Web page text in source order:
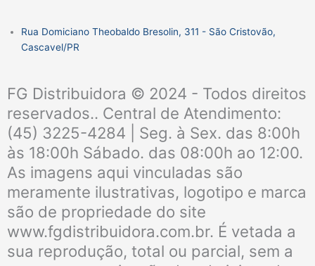
e
b
o
o
k
t
a
g
r
a
m
Rua Domiciano Theobaldo Bresolin, 311 - São Cristovão,
Cascavel/PR
FG Distribuidora © 2024 - Todos direitos
reservados.. Central de Atendimento:
(45) 3225-4284 | Seg. à Sex. das 8:00h
às 18:00h Sábado. das 08:00h ao 12:00.
As imagens aqui vinculadas são
meramente ilustrativas, logotipo e marca
são de propriedade do site
www.fgdistribuidora.com.br. É vetada a
sua reprodução, total ou parcial, sem a